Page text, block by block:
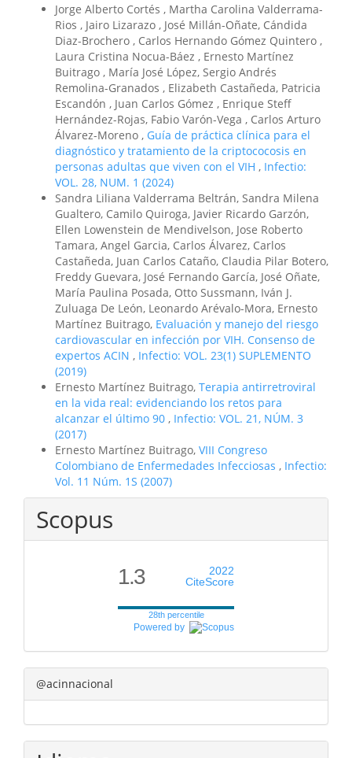
Jorge Alberto Cortés , Martha Carolina Valderrama-
Rios , Jairo Lizarazo , José Millán-Oñate, Cándida
Diaz-Brochero , Carlos Hernando Gómez Quintero ,
Laura Cristina Nocua-Báez , Ernesto Martínez
Buitrago , María José López, Sergio Andrés
Remolina-Granados , Elizabeth Castañeda, Patricia
Escandón , Juan Carlos Gómez , Enrique Steff
Hernández-Rojas, Fabio Varón-Vega , Carlos Arturo
Álvarez-Moreno , Guía de práctica clínica para el
diagnóstico y tratamiento de la criptococosis en
personas adultas que viven con el VIH , Infectio:
VOL. 28, NUM. 1 (2024)
Sandra Liliana Valderrama Beltrán, Sandra Milena
Gualtero, Camilo Quiroga, Javier Ricardo Garzón,
Ellen Lowenstein de Mendivelson, Jose Roberto
Tamara, Angel Garcia, Carlos Álvarez, Carlos
Castañeda, Juan Carlos Cataño, Claudia Pilar Botero,
Freddy Guevara, José Fernando García, José Oñate,
María Paulina Posada, Otto Sussmann, Iván J.
Zuluaga De León, Leonardo Arévalo-Mora, Ernesto
Martínez Buitrago, Evaluación y manejo del riesgo
cardiovascular en infección por VIH. Consenso de
expertos ACIN , Infectio: VOL. 23(1) SUPLEMENTO
(2019)
Ernesto Martínez Buitrago, Terapia antirretroviral
en la vida real: evidenciando los retos para
alcanzar el último 90 , Infectio: VOL. 21, NÚM. 3
(2017)
Ernesto Martínez Buitrago, VIII Congreso
Colombiano de Enfermedades Infecciosas , Infectio:
Vol. 11 Núm. 1S (2007)
Scopus
1.3
2022
CiteScore
28th percentile
Powered by
@acinnacional